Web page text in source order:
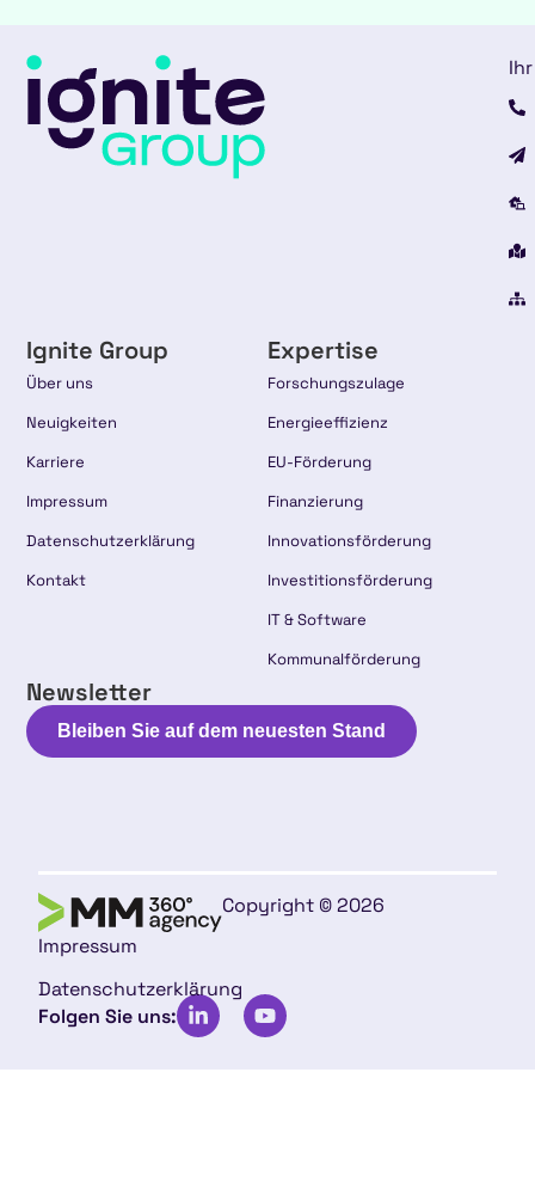
Ignite Group
Über uns
Neuigkeiten
Karriere
Impressum
Datenschutzerklärung
Kontakt
Expertise
Forschungszulage
Energieeffizienz
EU-Förderung
Finanzierung
Innovationsförderung
Investitionsförderung
IT & Software
Kommunalförderung
Newsletter
Bleiben Sie auf dem neuesten Stand
Copyright © 2026
Impressum
Datenschutzerklärung
Folgen Sie uns: